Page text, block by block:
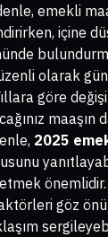
emekli
içine
olarak
göre
maaşın
2025
önemlidir.
göz